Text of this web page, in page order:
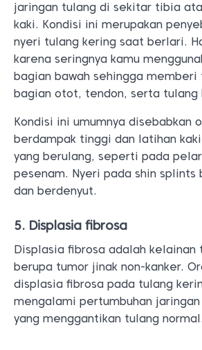
jaringan tulang di sekitar tibia
kaki. Kondisi ini merupakan
nyeri tulang kering saat berlari.
karena seringnya kamu
bagian bawah sehingga memberi
bagian otot, tendon, serta tulang
Kondisi ini umumnya disebabkan
berdampak tinggi dan latihan
yang berulang, seperti pada
pesenam. Nyeri pada shin splints
dan berdenyut.
5. Displasia fibrosa
Displasia fibrosa adalah kelainan
berupa tumor jinak non-kanker.
displasia fibrosa pada tulang
mengalami pertumbuhan
yang menggantikan tulang normal.